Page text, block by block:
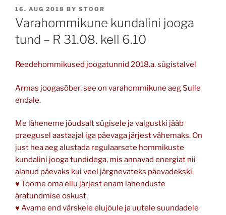
POSTED
ON
16. AUG 2018 BY STOOR
Varahommikune kundalini jooga
tund – R 31.08. kell 6.10
Reedehommikused joogatunnid 2018.a. sügistalvel
Armas joogasõber, see on varahommikune aeg Sulle
endale.
Me läheneme jõudsalt sügisele ja valgustki jääb
praegusel aastaajal iga päevaga järjest vähemaks. On
just hea aeg alustada regulaarsete hommikuste
kundalini jooga tundidega, mis annavad energiat nii
alanud päevaks kui veel järgnevateks päevadekski.
♥ Toome oma ellu järjest enam lahenduste
äratundmise oskust.
♥ Avame end värskele elujõule ja uutele suundadele